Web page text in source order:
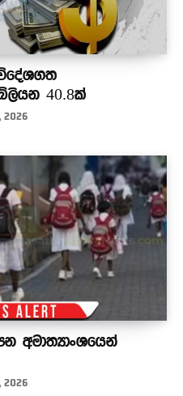
40.8ක්
2026
අමාත්‍යාංශයෙන්
2026